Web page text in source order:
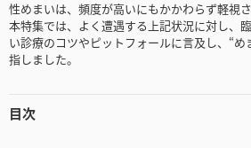
性めまいは、頻度が高いにもかかわらず軽視
本特集では、よく遭遇する上記状況に対し、
い診療のコツやピットフォールに言及し、“め
指しました。
目次